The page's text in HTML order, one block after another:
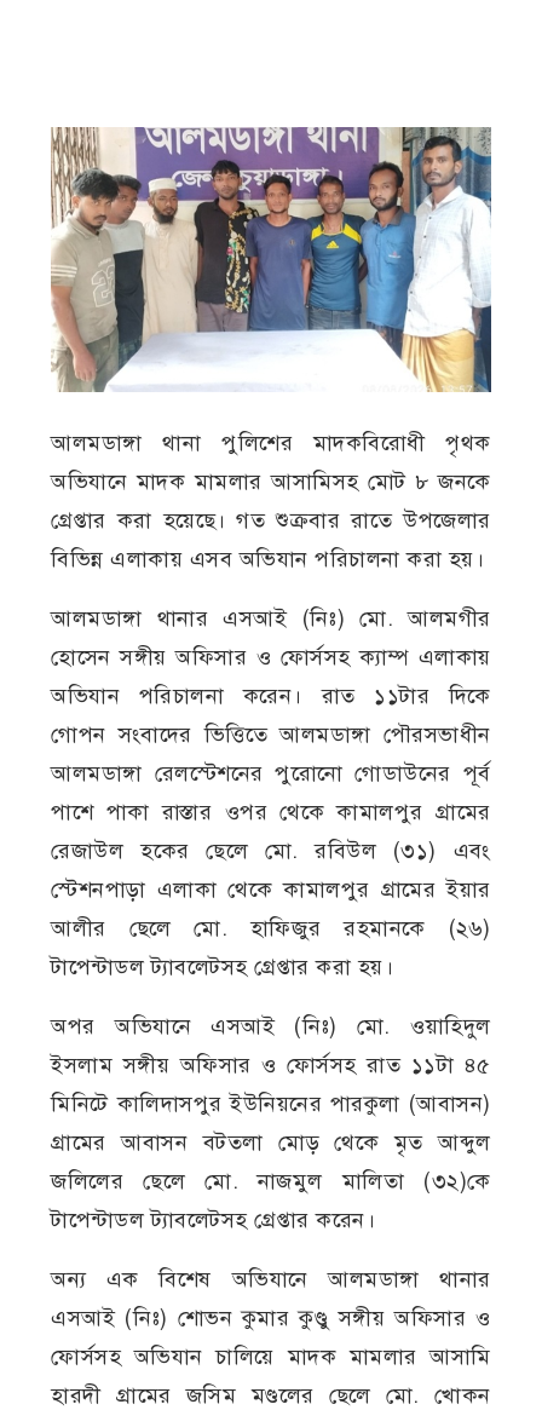
আলমডাঙ্গা থানা পুলিশের মাদকবিরোধী পৃথক
অভিযানে মাদক মামলার আসামিসহ মোট ৮ জনকে
গ্রেপ্তার করা হয়েছে। গত শুক্রবার রাতে উপজেলার
বিভিন্ন এলাকায় এসব অভিযান পরিচালনা করা হয়।
আলমডাঙ্গা থানার এসআই (নিঃ) মো. আলমগীর
হোসেন সঙ্গীয় অফিসার ও ফোর্সসহ ক্যাম্প এলাকায়
অভিযান পরিচালনা করেন। রাত ১১টার দিকে
গোপন সংবাদের ভিত্তিতে আলমডাঙ্গা পৌরসভাধীন
আলমডাঙ্গা রেলস্টেশনের পুরোনো গোডাউনের পূর্ব
পাশে পাকা রাস্তার ওপর থেকে কামালপুর গ্রামের
রেজাউল হকের ছেলে মো. রবিউল (৩১) এবং
স্টেশনপাড়া এলাকা থেকে কামালপুর গ্রামের ইয়ার
আলীর ছেলে মো. হাফিজুর রহমানকে (২৬)
টাপেন্টাডল ট্যাবলেটসহ গ্রেপ্তার করা হয়।
অপর অভিযানে এসআই (নিঃ) মো. ওয়াহিদুল
ইসলাম সঙ্গীয় অফিসার ও ফোর্সসহ রাত ১১টা ৪৫
মিনিটে কালিদাসপুর ইউনিয়নের পারকুলা (আবাসন)
গ্রামের আবাসন বটতলা মোড় থেকে মৃত আব্দুল
জলিলের ছেলে মো. নাজমুল মালিতা (৩২)কে
টাপেন্টাডল ট্যাবলেটসহ গ্রেপ্তার করেন।
অন্য এক বিশেষ অভিযানে আলমডাঙ্গা থানার
এসআই (নিঃ) শোভন কুমার কুণ্ডু সঙ্গীয় অফিসার ও
ফোর্সসহ অভিযান চালিয়ে মাদক মামলার আসামি
হারদী গ্রামের জসিম মণ্ডলের ছেলে মো. খোকন